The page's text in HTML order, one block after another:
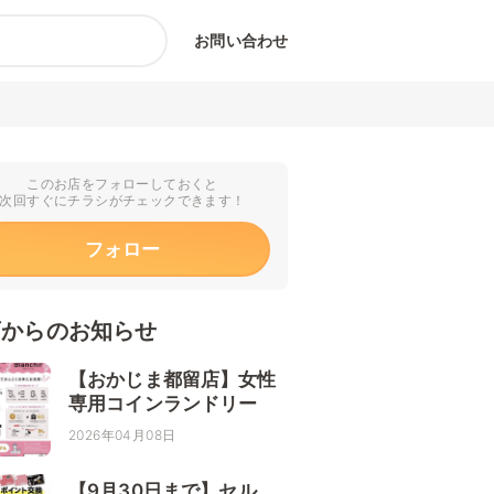
お問い合わせ
このお店をフォローしておくと
次回すぐにチラシがチェックできます！
フォロー
らのお知らせ
【おかじま都留店】女性
専用コインランドリー
2026年04月08日